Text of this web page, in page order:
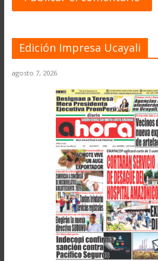
Edición Impresa Ucayali
agosto 7, 2026